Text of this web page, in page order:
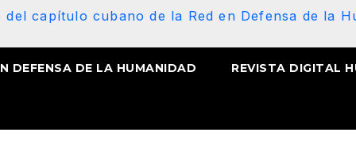
del capítulo cubano de la Red en Defensa de la
DEFENSA DE LA HUMANIDAD REVISTA DIGITAL